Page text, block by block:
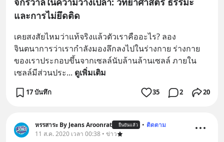
และการไม่ยึดติด
เคยสงสัยไหมว่าแท้จริงแล้วตัวเราคืออะไร? ลอง
จินตนาการว่าเรากำลังมองลึกลงไปในร่างกาย ร่างกาย
ของเราประกอบขึ้นจากเซลล์นับล้านล้านเซลล์ ภายใน
เซลล์มีส่วนประ... ดูเพิ่มเติม
17 บันทึก 35 2 20
หรรสาระ By Jeans Aroonrat ยืนยันแล้ว • ติดตาม
11 ส.ค. 2020 เวลา 00:38 • ข่าว